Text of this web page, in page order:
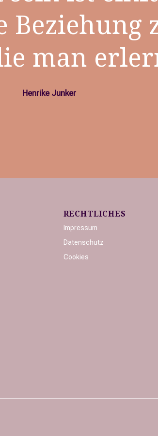
Beziehung
man
Henrike Junker
RECHTLICHES
Impressum
Datenschutz
Cookies